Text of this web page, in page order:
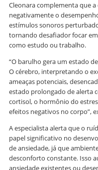
Cleonara complementa que a
negativamente o
estímulos sonoros
tornando desafiador focar
como estudo ou trabalho.
“O barulho gera um estado
O cérebro, interpretando o
ameaças potenciais,
estado prolongado de alerta
cortisol, o hormônio do
efeitos negativos no corpo”,
A especialista alerta que o
papel significativo no
de ansiedade, já que
desconforto constante. Isso
ansiedade existentes ou